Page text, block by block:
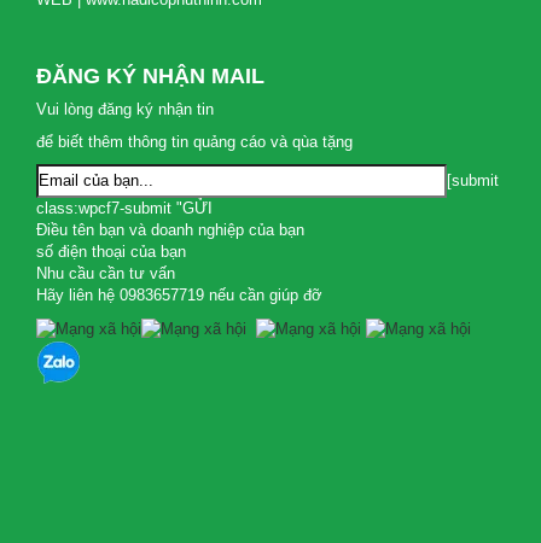
ĐĂNG KÝ NHẬN MAIL
Vui lòng đăng ký nhận tin
để biết thêm thông tin quảng cáo và qùa tặng
[submit
class:wpcf7-submit "GỬI
Điều tên bạn và doanh nghiệp của bạn
số điện thoại của bạn
Nhu cầu cần tư vấn
Hãy liên hệ 0983657719 nếu cần giúp đỡ